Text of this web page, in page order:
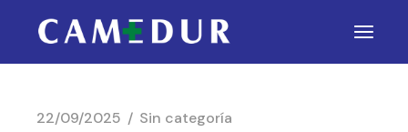
22/09/2025 Sin categoría